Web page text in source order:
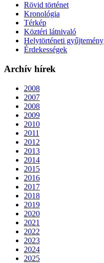
Rövid történet
Kronológia
Térkép
Köztéri látnivaló
Helytörténeti gyűjtemény
Érdekességek
Archív hírek
2008
2007
2008
2009
2010
2011
2012
2013
2014
2015
2016
2017
2018
2019
2020
2021
2022
2023
2024
2025